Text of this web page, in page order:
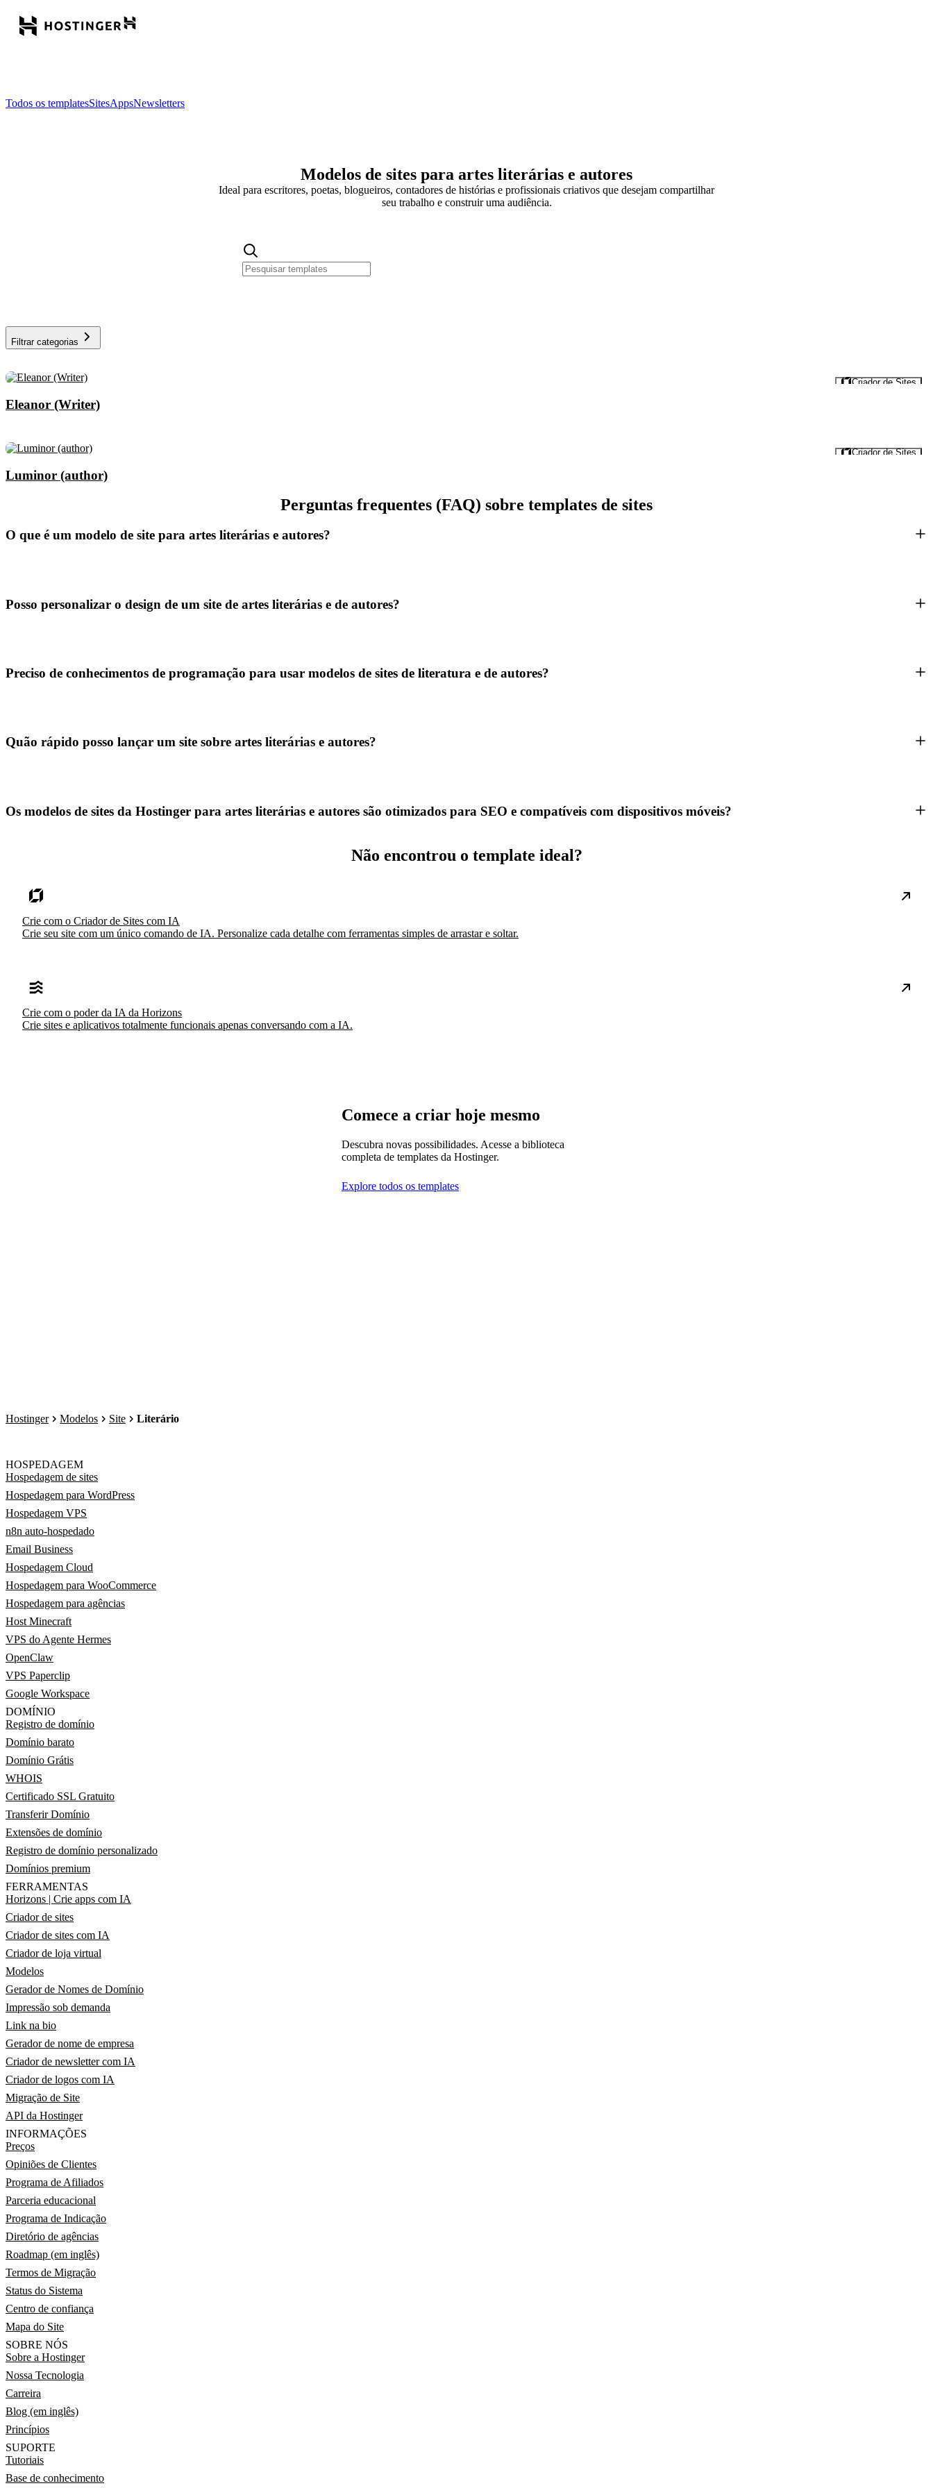
Todos os templatesSitesAppsNewsletters
Modelos de sites para artes literárias e autores
Ideal para escritores, poetas, blogueiros, contadores de histórias e profissionais criativos que desejam compartilhar
seu trabalho e construir uma audiência.
Filtrar categorias
Criador de Sites
Eleanor (Writer)
Criador de Sites
Luminor (author)
Perguntas frequentes (FAQ) sobre templates de sites
O que é um modelo de site para artes literárias e autores?
Posso personalizar o design de um site de artes literárias e de autores?
Preciso de conhecimentos de programação para usar modelos de sites de literatura e de autores?
Quão rápido posso lançar um site sobre artes literárias e autores?
Os modelos de sites da Hostinger para artes literárias e autores são otimizados para SEO e compatíveis com dispositivos móveis?
Não encontrou o template ideal?
Crie com o Criador de Sites com IA
Crie seu site com um único comando de IA. Personalize cada detalhe com ferramentas simples de arrastar e soltar.
Crie com o poder da IA da Horizons
Crie sites e aplicativos totalmente funcionais apenas conversando com a IA.
Comece a criar hoje mesmo
Descubra novas possibilidades. Acesse a biblioteca
completa de templates da Hostinger.
Explore todos os templates
Hostinger Modelos Site Literário
HOSPEDAGEM
Hospedagem de sites
Hospedagem para WordPress
Hospedagem VPS
n8n auto-hospedado
Email Business
Hospedagem Cloud
Hospedagem para WooCommerce
Hospedagem para agências
Host Minecraft
VPS do Agente Hermes
OpenClaw
VPS Paperclip
Google Workspace
DOMÍNIO
Registro de domínio
Domínio barato
Domínio Grátis
WHOIS
Certificado SSL Gratuito
Transferir Domínio
Extensões de domínio
Registro de domínio personalizado
Domínios premium
FERRAMENTAS
Horizons | Crie apps com IA
Criador de sites
Criador de sites com IA
Criador de loja virtual
Modelos
Gerador de Nomes de Domínio
Impressão sob demanda
Link na bio
Gerador de nome de empresa
Criador de newsletter com IA
Criador de logos com IA
Migração de Site
API da Hostinger
INFORMAÇÕES
Preços
Opiniões de Clientes
Programa de Afiliados
Parceria educacional
Programa de Indicação
Diretório de agências
Roadmap (em inglês)
Termos de Migração
Status do Sistema
Centro de confiança
Mapa do Site
SOBRE NÓS
Sobre a Hostinger
Nossa Tecnologia
Carreira
Blog (em inglês)
Princípios
SUPORTE
Tutoriais
Base de conhecimento